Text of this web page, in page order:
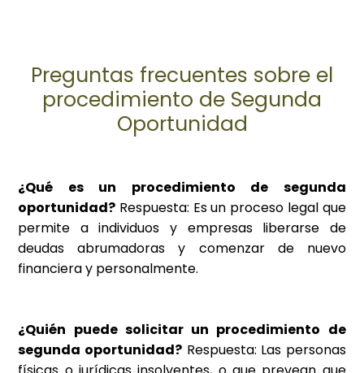
Preguntas frecuentes sobre el
procedimiento de Segunda
Oportunidad
¿Qué es un procedimiento de segunda
oportunidad? Respuesta: Es un proceso legal que
permite a individuos y empresas liberarse de
deudas abrumadoras y comenzar de nuevo
financiera y personalmente.
¿Quién puede solicitar un procedimiento de
segunda oportunidad?Respuesta: Las personas